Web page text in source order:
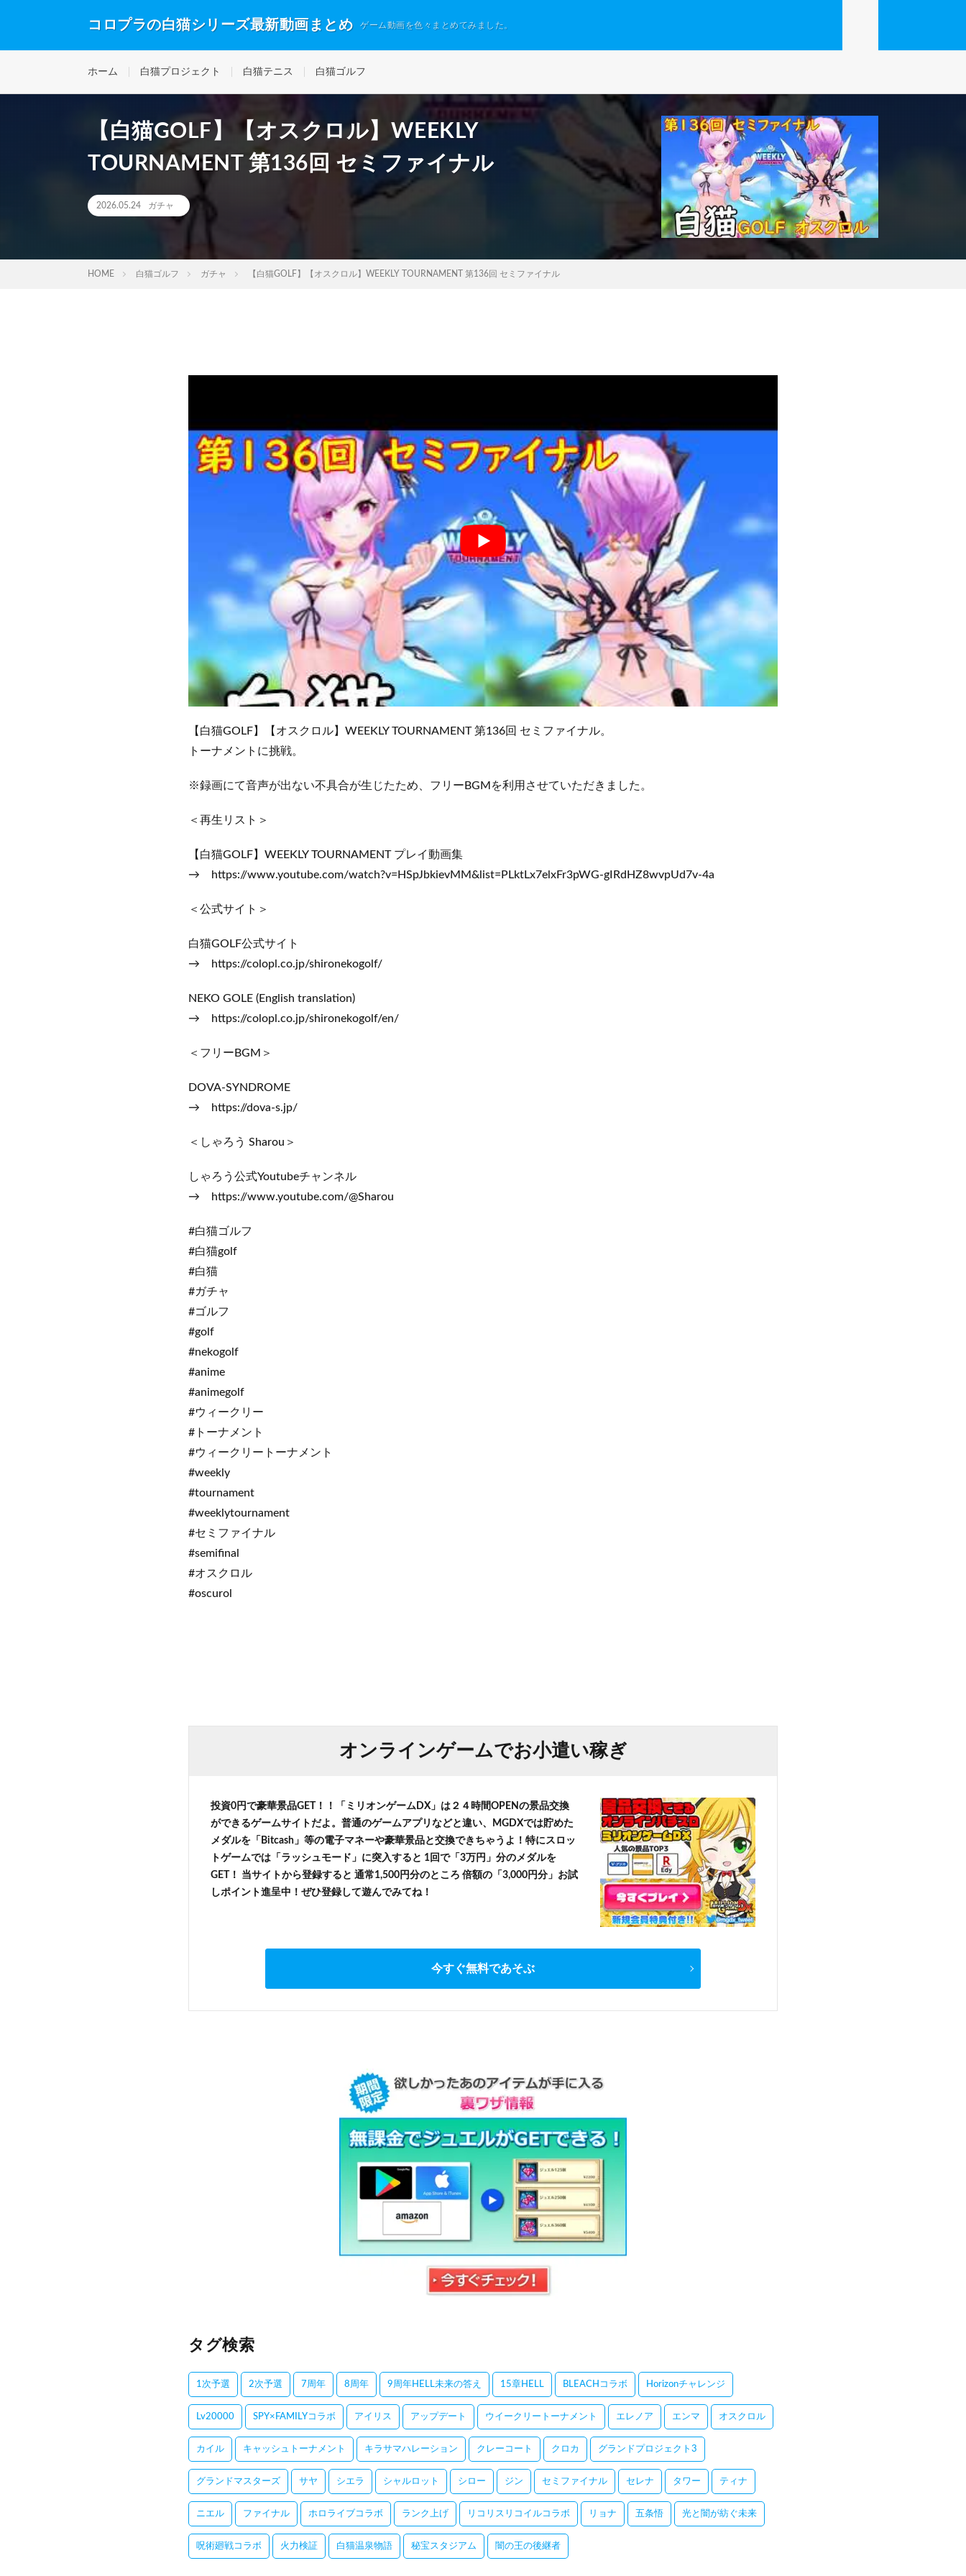
コロプラの白猫シリーズ最新動画まとめ ゲーム動画を色々まとめてみました。
ホーム 白猫プロジェクト 白猫テニス 白猫ゴルフ
【白猫GOLF】【オスクロル】WEEKLY
TOURNAMENT 第136回 セミファイナル
2026.05.24 ガチャ
HOME 白猫ゴルフ ガチャ 【白猫GOLF】【オスクロル】WEEKLY TOURNAMENT 第136回 セミファイナル
【白猫GOLF】【オスクロル】WEEKLY TOURNAMENT 第136回 セミファイナル。
トーナメントに挑戦。
※録画にて音声が出ない不具合が生じたため、フリーBGMを利用させていただきました。
＜再生リスト＞
【白猫GOLF】WEEKLY TOURNAMENT プレイ動画集
→ https://www.youtube.com/watch?v=HSpJbkievMM&list=PLktLx7elxFr3pWG-gIRdHZ8wvpUd7v-4a
＜公式サイト＞
白猫GOLF公式サイト
→ https://colopl.co.jp/shironekogolf/
NEKO GOLE (English translation)
→ https://colopl.co.jp/shironekogolf/en/
＜フリーBGM＞
DOVA-SYNDROME
→ https://dova-s.jp/
＜しゃろう Sharou＞
しゃろう公式Youtubeチャンネル
→ https://www.youtube.com/@Sharou
#白猫ゴルフ
#白猫golf
#白猫
#ガチャ
#ゴルフ
#golf
#nekogolf
#anime
#animegolf
#ウィークリー
#トーナメント
#ウィークリートーナメント
#weekly
#tournament
#weeklytournament
#セミファイナル
#semifinal
#オスクロル
#oscurol
オンラインゲームでお小遣い稼ぎ
投資0円で豪華景品GET！！「ミリオンゲームDX」は２４時間OPENの景品交換
ができるゲームサイトだよ。普通のゲームアプリなどと違い、MGDXでは貯めた
メダルを「Bitcash」等の電子マネーや豪華景品と交換できちゃうよ！特にスロッ
トゲームでは「ラッシュモード」に突入すると 1回で「3万円」分のメダルを
GET！ 当サイトから登録すると 通常1,500円分のところ 倍額の「3,000円分」お試
しポイント進呈中！ぜひ登録して遊んでみてね！
今すぐ無料であそぶ
タグ検索
1次予選 2次予選 7周年 8周年 9周年HELL未来の答え 15章HELL BLEACHコラボ Horizonチャレンジ
Lv20000 SPY×FAMILYコラボ アイリス アップデート ウイークリートーナメント エレノア エンマ オスクロル
カイル キャッシュトーナメント キラサマハレーション クレーコート クロカ グランドプロジェクト3
グランドマスターズ サヤ シエラ シャルロット シロー ジン セミファイナル セレナ タワー ティナ
ニエル ファイナル ホロライブコラボ ランク上げ リコリスリコイルコラボ リョナ 五条悟 光と闇が紡ぐ未来
呪術廻戦コラボ 火力検証 白猫温泉物語 秘宝スタジアム 闇の王の後継者